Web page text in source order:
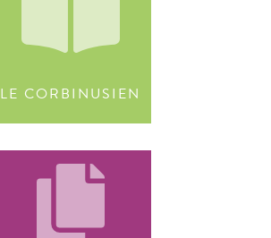
LE CORBINUSIEN